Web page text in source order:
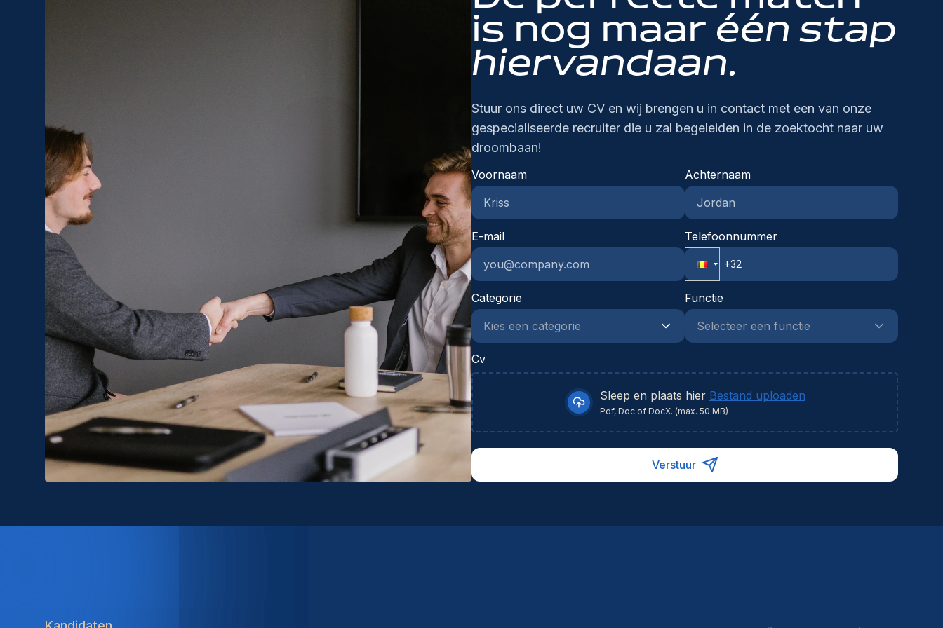
n binnen het bedrijfBonus via het employee
referral programma (aanbrengpremie voor
nieuwe medewerkers)
is nog maar één stap
hiervandaan.
Stuur ons direct uw CV en wij brengen u in contact met een van onze
gespecialiseerde recruiter die u zal begeleiden in de zoektocht naar uw
droombaan!
Voornaam Achternaam
E-mail Telefoonnummer
Categorie Functie
Cv
Sleep en plaats hier Bestand uploaden
Pdf, Doc of DocX. (max. 50 MB)
Verstuur